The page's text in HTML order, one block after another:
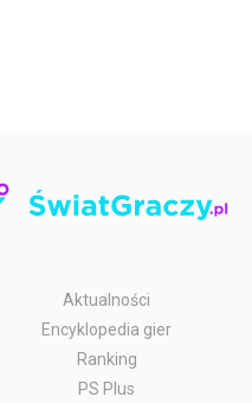
Aktualności
Encyklopedia gier
Ranking
PS Plus